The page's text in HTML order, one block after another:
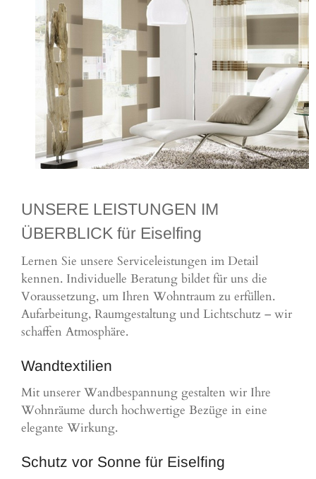
UNSERE LEISTUNGEN IM
ÜBERBLICK für Eiselfing
Lernen Sie unsere Serviceleistungen im Detail
kennen. Individuelle Beratung bildet für uns die
Voraussetzung, um Ihren Wohntraum zu erfüllen.
Aufarbeitung, Raumgestaltung und Lichtschutz – wir
schaffen Atmosphäre.
Wandtextilien
Mit unserer Wandbespannung gestalten wir Ihre
Wohnräume durch hochwertige Bezüge in eine
elegante Wirkung.
Schutz vor Sonne für Eiselfing